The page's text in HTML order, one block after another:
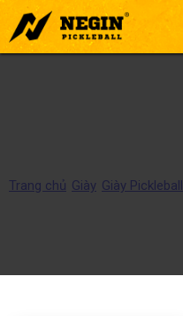
Trang chủ Giày Giày Pickleball